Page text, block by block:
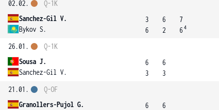
02.02.
Sanchez-Gil V.
Bykov S.
Q-1K
3
6
6
2
7
64
26.01.
Sousa J.
Sanchez-Gil V.
Q-1K
6
3
6
3
21.01.
Granollers-Pujol G.
Q-OF
6
6